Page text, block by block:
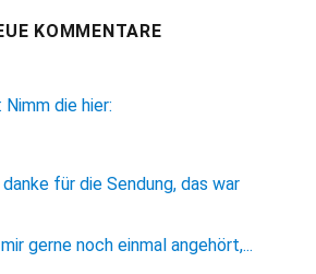
KOMMENTARE
: Nimm die hier:
danke für die Sendung, das war
gerne noch einmal angehört,...